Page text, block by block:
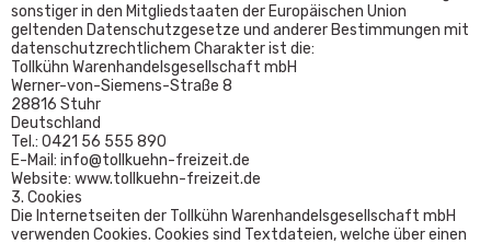
sonstiger in den Mitgliedstaaten der Europäischen Union
geltenden Datenschutzgesetze und anderer Bestimmungen mit
datenschutzrechtlichem Charakter ist die:
Tollkühn Warenhandelsgesellschaft mbH
Werner-von-Siemens-Straße 8
28816 Stuhr
Deutschland
Tel.: 0421 56 555 890
E-Mail: info@tollkuehn-freizeit.de
Website: www.tollkuehn-freizeit.de
3. Cookies
Die Internetseiten der Tollkühn Warenhandelsgesellschaft mbH
verwenden Cookies. Cookies sind Textdateien, welche über einen